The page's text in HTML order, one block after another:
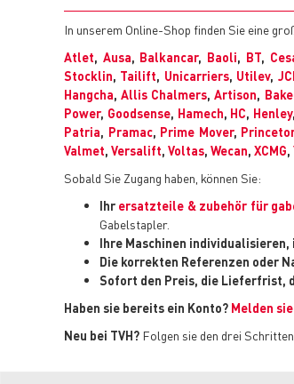
In unserem Online-Shop finden Sie eine
Atlet, Ausa, Balkancar, Baoli, BT,
Stocklin, Tailift, Unicarriers, Utilev,
Hangcha,Allis Chalmers,Artison,
Power, Goodsense, Hamech, HC, Henley,
Patria, Pramac, Prime Mover,
Valmet, Versalift, Voltas, Wecan, XCMG,
Sobald Sie Zugang haben, können Sie:
Ihr ersatzteile & zubehör für
Gabelstapler.
Ihre Maschinen
Die korrekten Referenzen oder
Sofort den Preis, die Lieferfrist,
Haben sie bereits ein Konto? Melden
Neu bei TVH? Folgen sie den drei